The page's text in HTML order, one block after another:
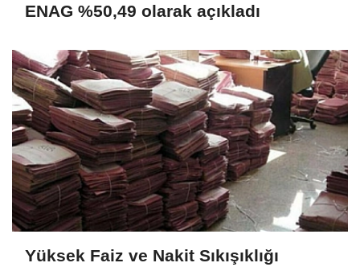
ENAG %50,49 olarak açıkladı
Yüksek Faiz ve Nakit Sıkışıklığı